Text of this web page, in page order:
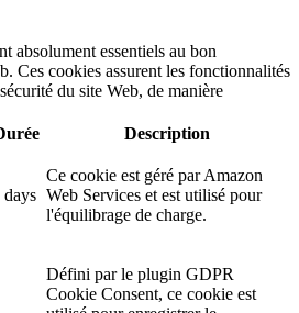
absolument essentiels au bon
Ces cookies assurent les fonctionnalités
du site Web, de manière
Description
days
Ce cookie est géré par Amazon
Web Services et est utilisé pour
l'équilibrage de charge.
Défini par le plugin GDPR
Cookie Consent, ce cookie est